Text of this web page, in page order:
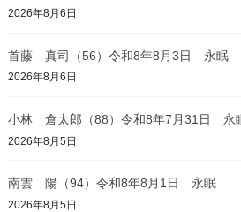
2026年8月6日
首藤 真司（56）令和8年8月3日 永眠
2026年8月6日
小林 倉太郎（88）令和8年7月31日 永
2026年8月5日
南雲 陽（94）令和8年8月1日 永眠
2026年8月5日